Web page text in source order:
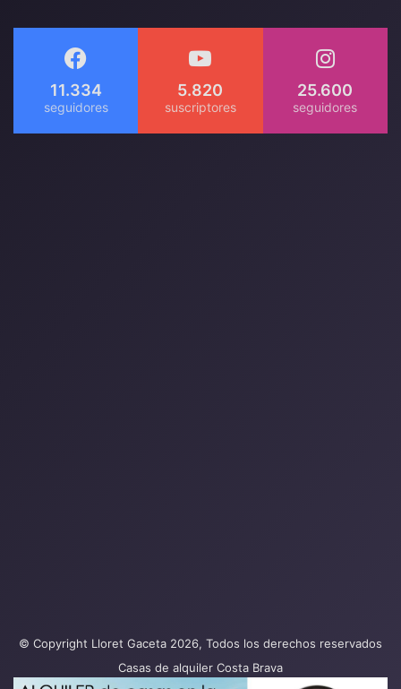
11.334 5.820 25.600
© Copyright Lloret Gaceta 2026, Todos los derechos reservados
Casas de alquiler Costa Brava